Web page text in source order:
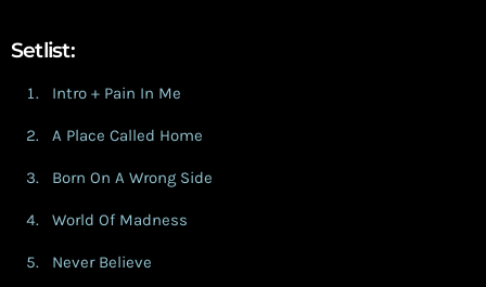
Setlist:
Intro + Pain In Me
A Place Called Home
Born On A Wrong Side
World Of Madness
Never Believe